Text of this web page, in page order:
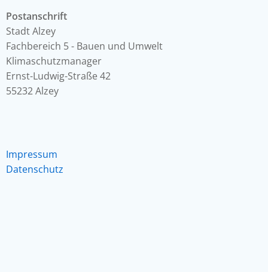
Postanschrift
Stadt Alzey
Fachbereich 5 - Bauen und Umwelt
Klimaschutzmanager
Ernst-Ludwig-Straße 42
55232 Alzey
Impressum
Datenschutz